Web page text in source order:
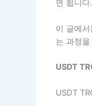
면 됩니다.
이 글에
는 과정
USDT
USDT